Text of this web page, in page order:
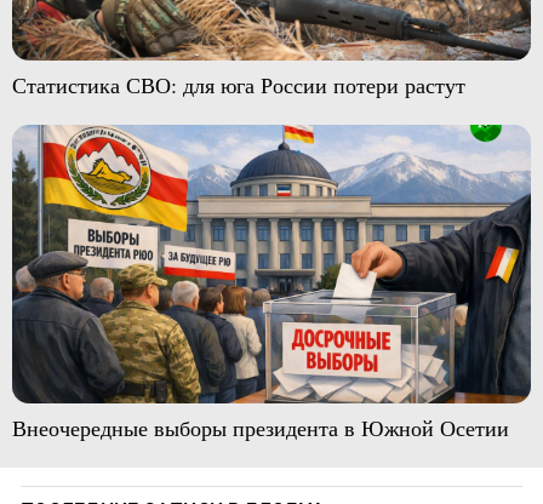
Статистика СВО: для юга России потери растут
Внеочередные выборы президента в Южной Осетии